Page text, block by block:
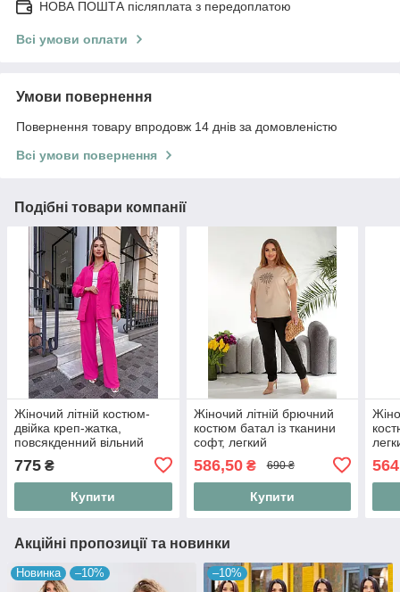
НОВА ПОШТА післяплата з передоплатою
Всі умови оплати
Умови повернення
Повернення товару впродовж 14 днів за домовленістю
Всі умови повернення
Подібні товари компанії
Жіночий літній костюм-
двійка креп-жатка,
повсякденний вільний
сорочкою та штанами
палаццо "Trend Style"
775 ₴
Купити
Жіночий літній брючний
костюм батал із тканини
софт, легкий
прогулянковий костюм-
двійка вільна кофта та
штани "Soft E
586,50₴ 690 ₴
Купити
та
Акційні пропозиції та новинки
Новинка –10% –10%